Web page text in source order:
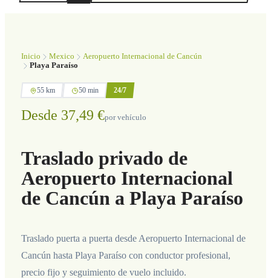
Inicio Mexico
Aeropuerto Internacional de Cancún
Playa Paraíso
55 km 50 min 24/7
Desde 37,49 €por vehículo
Traslado privado de
Aeropuerto Internacional
de Cancún a Playa Paraíso
Traslado puerta a puerta desde Aeropuerto Internacional de
Cancún hasta Playa Paraíso con conductor profesional,
precio fijo y seguimiento de vuelo incluido.